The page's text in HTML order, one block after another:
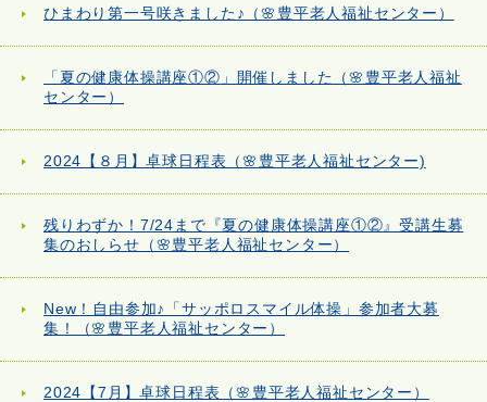
ひまわり第一号咲きました♪（🌸豊平老人福祉センター）
「夏の健康体操講座①②」開催しました（🌸豊平老人福祉
センター）
2024【８月】卓球日程表（🌸豊平老人福祉センター)
残りわずか！7/24まで『夏の健康体操講座①②』受講生募
集のおしらせ（🌸豊平老人福祉センター）
New！自由参加♪「サッポロスマイル体操」参加者大募
集！（🌸豊平老人福祉センター）
2024【7月】卓球日程表（🌸豊平老人福祉センター）